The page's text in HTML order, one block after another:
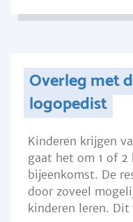
Overleg met
logopedist
Kinderen krijgen
gaat het om 1 of 2
bijeenkomst. De
door zoveel
kinderen leren. Dit